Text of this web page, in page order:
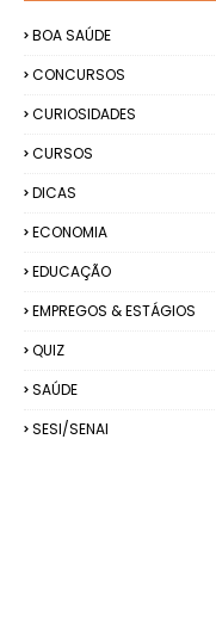
BOA SAÚDE
CONCURSOS
CURIOSIDADES
CURSOS
DICAS
ECONOMIA
EDUCAÇÃO
EMPREGOS & ESTÁGIOS
QUIZ
SAÚDE
SESI/SENAI